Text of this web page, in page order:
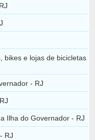
bikes e lojas de bicicletas
- RJ
Ilha do Governador - RJ
RJ